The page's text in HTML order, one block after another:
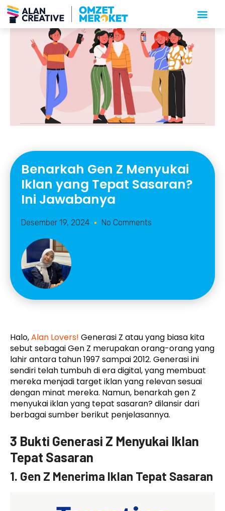
Benarkah Gen Z Menyukai
Iklan yang Tepat Sasaran?
Ini Jawabanya
Desember 19, 2024 No Comments
Halo,Alan Lovers! Generasi Z atau yang biasa kita
sebut sebagai Gen Z merupakan orang-orang yang
lahir antara tahun 1997 sampai 2012. Generasi ini
sendiri telah tumbuh di era digital, yang membuat
mereka menjadi target iklan yang relevan sesuai
dengan minat mereka. Namun, benarkah gen Z
menyukai iklan yang tepat sasaran? dilansir dari
berbagai sumber berikut penjelasannya.
3 Bukti Generasi Z Menyukai Iklan
Tepat Sasaran
1. Gen Z Menerima Iklan Tepat Sasaran